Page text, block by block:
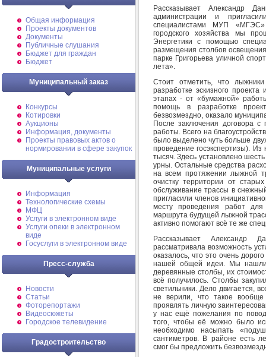
Общая информация
Проекты документов
Документы
Публичные слушания
Бюджет для граждан
Бюджет
Муниципальный заказ
Конкурсы
Котировки
Аукционы
Информация, документы
Проекты правовых актов о
нормировании в сфере закупок
Муниципальные услуги
Информация
Технологические схемы
МФЦ
Услуги в электронном виде
Услуги опеки в электронном
виде
Госуслуги в электронном виде
Пресс-служба
Новости
Статьи
Фоторепортажи
Видеосюжеты
Городское телевидение
Градостроительство
Рассказывает Александр
администрации и
специалистами МУП «МГЭС»
городского хозяйства мы
Энергетики с помощью
размещения столбов
парке Григорьева уличной
лета».
Стоит отметить, что
разработке эскизного
этапах - от «бумажной»
помощь в разработке
безвозмездно, оказало
После заключения договора с
работы. Всего на
было выделено чуть больше
проведение госэкспертизы). Из
тысяч. Здесь установлено
урны. Остальные средства
на всем протяжении лыжной
очистку территории от
обслуживание трассы в
пригласили членов
месту проведения работ для
маршрута будущей лыжной
активно помогают всё те же
Рассказывает Александр
рассматривала возможность
оказалось, что это очень
нашей общей идеи. Мы нашли
деревянные столбы, их
всё получилось. Столбы
светильники. Дело двигается,
не верили, что такое
проявлять личную
у нас ещё пожелания по
того, чтобы её можно было
необходимо насыпать
сантиметров. В районе есть
смог бы предложить